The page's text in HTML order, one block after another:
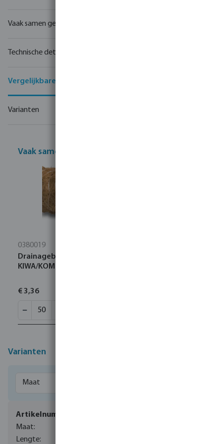
Vaak samen gekocht
Technische details
Vergelijkbare producten
Varianten
Vaak samen gekocht
0380019
Drainagebuis PVC-U 50 mm klikmof x glad geel 50m
KIWA/KOMO type geperforeerd, omhuld met kokos
€ 3,36
Varianten